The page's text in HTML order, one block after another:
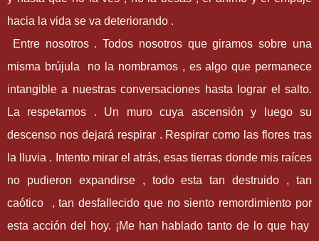
hacia la vida se va deteriorando .
Entre nosotros . Todos nosotros que giramos sobre una
misma brújula no la nombramos , es algo que permanece
intangible a nuestras conversaciones hasta lograr el salto.
La respetamos . Un muro cuya ascensión y luego su
descenso nos dejará respirar . Respirar como las flores tras
la lluvia . Intento mirar el atrás, esas tierras donde mis raíces
no pudieron expandirse , todo esta tan destruido , tan
caótico , tan desfallecido que no siento remordimiento por
esta acción del hoy. ¡Me han hablado tanto de lo que hay